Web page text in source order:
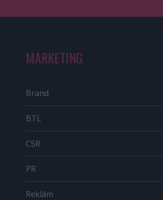
MARKETING
Brand
BTL
CSR
PR
Reklám